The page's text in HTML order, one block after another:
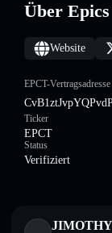
Über
Website
EPCT-Vertragsadresse
Ticker
EPCT
Status
Verifiziert
JIMOTHY